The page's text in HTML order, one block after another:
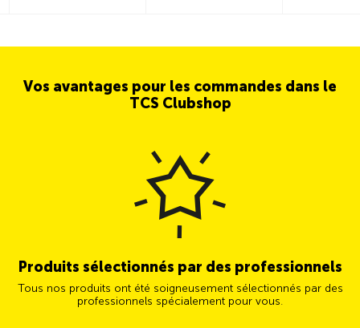
Vos avantages pour les commandes dans le
TCS Clubshop
Produits sélectionnés par des professionnels
Tous nos produits ont été soigneusement sélectionnés par des
professionnels spécialement pour vous.